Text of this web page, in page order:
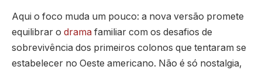
Aqui o foco muda um pouco: a nova versão promete
equilibrar o drama familiar com os desafios de
sobrevivência dos primeiros colonos que tentaram se
estabelecer no Oeste americano. Não é só nostalgia,